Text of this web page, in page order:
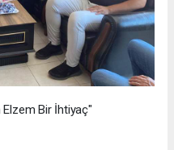
Elzem Bir İhtiyaç"